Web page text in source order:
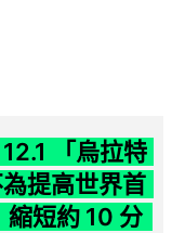
「烏拉特
提高世界首
縮短約 10 分